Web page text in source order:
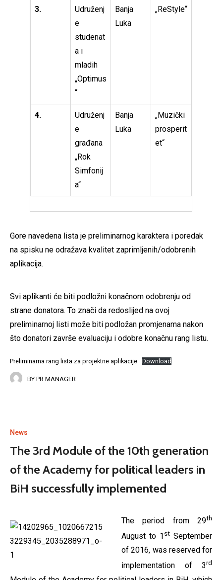
3.
Udruženj
e
studenat
a i
mladih
„Optimus
“
Banja
Luka
„ReStyle“
4.
Udruženj
e
građana
„Rok
Simfonij
a“
Banja
Luka
„Muzički
prosperit
et“
Gore navedena lista je preliminarnog karaktera i poredak
na spisku ne odražava kvalitet zaprimljenih/odobrenih
aplikacija.
Svi aplikanti će biti podložni konačnom odobrenju od
strane donatora. To znači da redoslijed na ovoj
preliminarnoj listi može biti podložan promjenama nakon
što donatori završe evaluaciju i odobre konačnu rang listu.
Preliminarna rang lista za projektne aplikacije Download
BY PR MANAGER
News
The 3rd Module of the 10th generation
of the Academy for political leaders in
BiH successfully implemented
The period from 29th
August to 1 st September
of 2016, was reserved for
implementation of 3rd